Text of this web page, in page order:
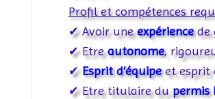
Profil et compétences
✔ Avoir uneexpériencede
✔ Etreautonome,
✔Esprit d’équipeet esprit
✔ Etre titulaire dupermis